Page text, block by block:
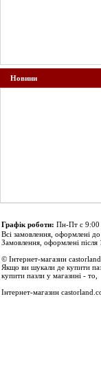
Новини
Графік роботи: Пн-Пт с
Всі замовлення, оформлені
Замовлення, оформлені після
© Інтернет-магазин
Якщо ви шукали де купити
купити пазли у магазині - то,
Інтернет-магазин